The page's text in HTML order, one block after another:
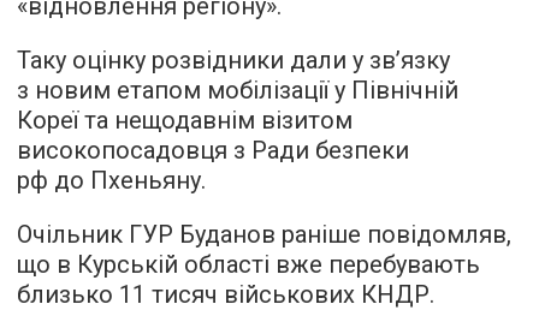
«відновлення регіону».
Таку оцінку розвідники дали у зв’язку
з новим етапом мобілізації у Північній
Кореї та нещодавнім візитом
високопосадовця з Ради безпеки
рф до Пхеньяну.
Очільник ГУР Буданов раніше повідомляв,
що в Курській області вже перебувають
близько 11 тисяч військових КНДР.